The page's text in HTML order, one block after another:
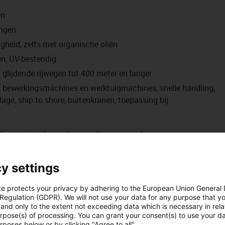
zelfs met organische oliën
UV-bestendig
rijwegen tot 400 meter en langer
en werktuigmachines, snelle handling,
ship to shore, buitenkranen, toepassing bij
serie volgens de garantievoorwaarden
10 miljoen
tot [°C] [Factorxd] [Factorxd] [Factorxd]
de levensduurcalculator-functie op deze pagina.
settings
protects your privacy by adhering to the European Union General
(GDPR). We will not use your data for any purpose that
only to the extent not exceeding data which is necessary in
of processing. You can grant your consent(s) to use your